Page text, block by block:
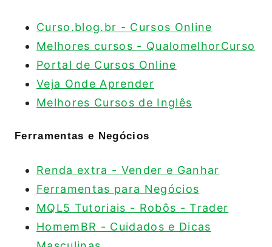
Curso.blog.br - Cursos Online
Melhores cursos - QualomelhorCurso
Portal de Cursos Online
Veja Onde Aprender
Melhores Cursos de Inglês
Ferramentas e Negócios
Renda extra - Vender e Ganhar
Ferramentas para Negócios
MQL5 Tutoriais - Robôs - Trader
HomemBR - Cuidados e Dicas